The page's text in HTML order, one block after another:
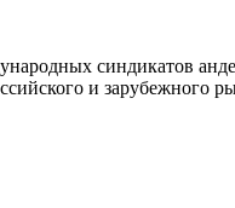
синдикатов
и